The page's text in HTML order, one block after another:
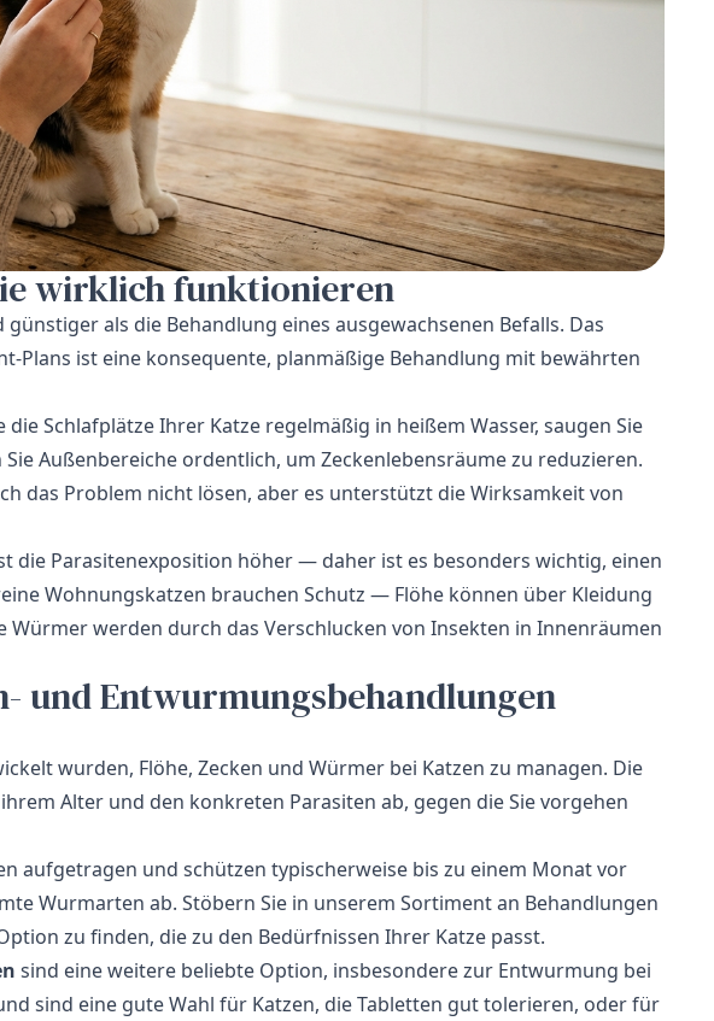
wirklich funktionieren
als die Behandlung eines ausgewachsenen Befalls. Das
Plans ist eine konsequente, planmäßige Behandlung mit bewährten
Schlafplätze Ihrer Katze regelmäßig in heißem Wasser, saugen Sie
Außenbereiche ordentlich, um Zeckenlebensräume zu reduzieren.
das Problem nicht lösen, aber es unterstützt die Wirksamkeit von
die Parasitenexposition höher — daher ist es besonders wichtig, einen
Wohnungskatzen brauchen Schutz — Flöhe können über Kleidung
Würmer werden durch das Verschlucken von Insekten in Innenräumen
und Entwurmungsbehandlungen
wurden, Flöhe, Zecken und Würmer bei Katzen zu managen. Die
Alter und den konkreten Parasiten ab, gegen die Sie vorgehen
aufgetragen und schützen typischerweise bis zu einem Monat vor
Wurmarten ab. Stöbern Sie in unserem Sortiment an Behandlungen
zu finden, die zu den Bedürfnissen Ihrer Katze passt.
sind eine weitere beliebte Option, insbesondere zur Entwurmung bei
sind eine gute Wahl für Katzen, die Tabletten gut tolerieren, oder für